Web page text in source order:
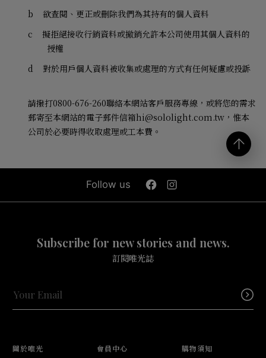
b
欲查閱、更正或刪除我們為其持有的個人資料
c
擬拒絕接收行銷資料或撤銷允許本公司使用其個人資料的
授權
d
對於用戶個人資料被收集或處理的方式有任何疑慮或投訴
請撥打0800-676-260聯絡本網站客戶服務專線，或將您的需求
郵寄至本網站的電子郵件信箱hi@sololight.com.tw ，惟本
公司於必要時得收取處理或工本費。
Follow us
Subscribe for new stories and news.
訂閱唯光誌
關於唯光 會員中心 購物須知